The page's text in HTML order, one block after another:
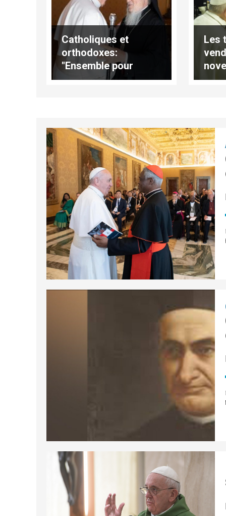
Catholiques et
orthodoxes:
"Ensemble pour
proclamer la Bonne
Les
folie